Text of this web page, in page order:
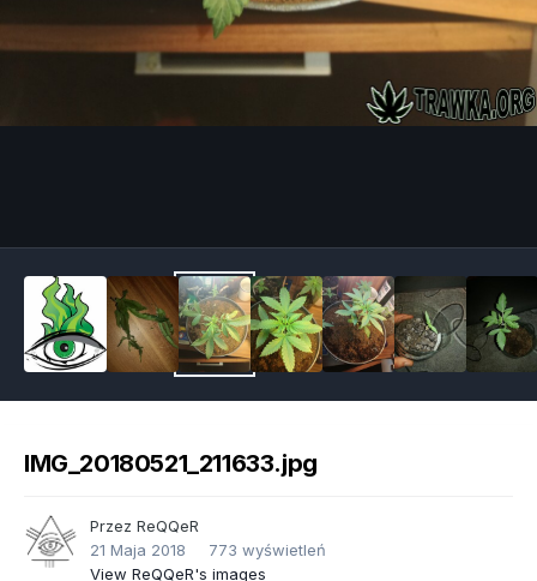
IMG_20180521_211633.jpg
Przez ReQQeR
21 Maja 2018
773 wyświetleń
View ReQQeR's images